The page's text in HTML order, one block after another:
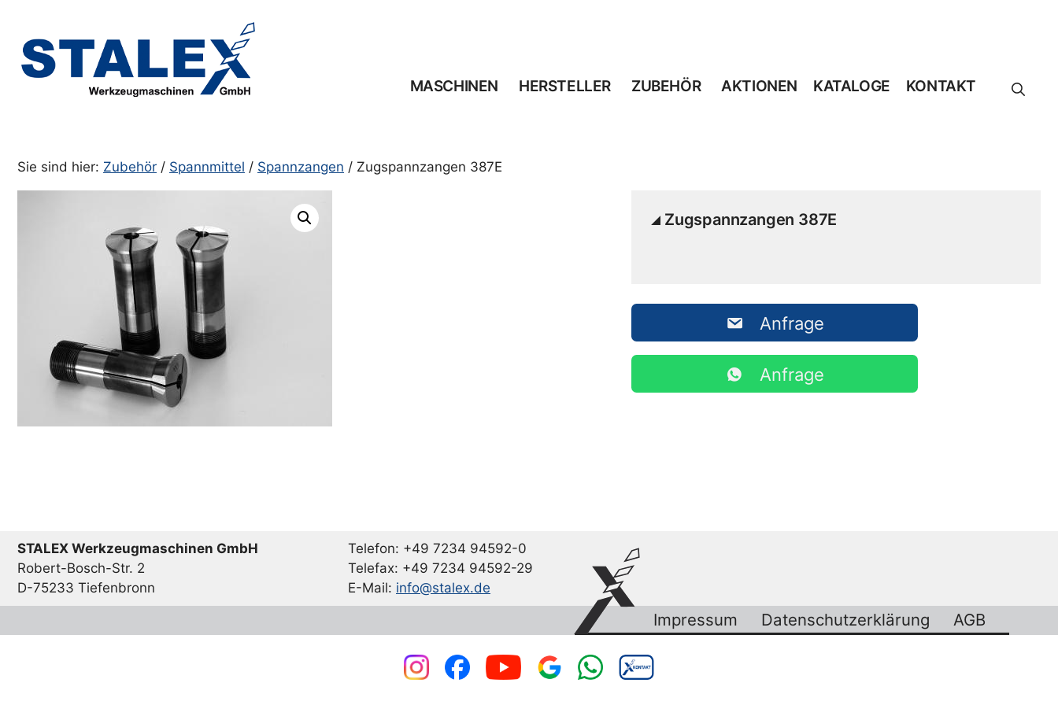
springen
MASCHINEN HERSTELLER ZUBEHÖR AKTIONEN KATALOGE KONTAKT
Sie sind hier: Zubehör / Spannmittel / Spannzangen / Zugspannzangen 387E
Zugspannzangen 387E
Anfrage
Anfrage
STALEX Werkzeugmaschinen GmbH
Robert-Bosch-Str. 2
D-75233 Tiefenbronn
Telefon: +49 7234 94592-0
Telefax: +49 7234 94592-29
E-Mail: info@stalex.de
Impressum Datenschutzerklärung AGB